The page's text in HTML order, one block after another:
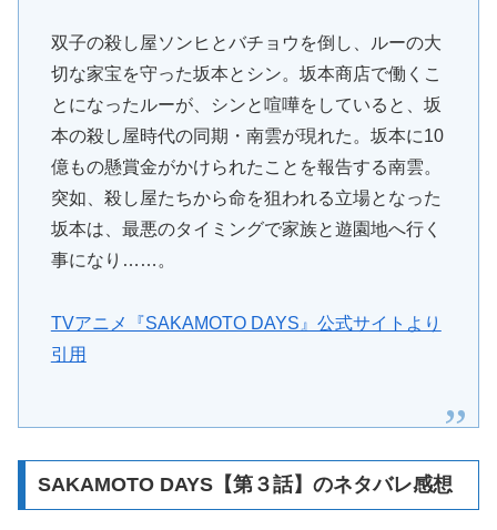
双子の殺し屋ソンヒとバチョウを倒し、ルーの大
切な家宝を守った坂本とシン。坂本商店で働くこ
とになったルーが、シンと喧嘩をしていると、坂
本の殺し屋時代の同期・南雲が現れた。坂本に10
億もの懸賞金がかけられたことを報告する南雲。
突如、殺し屋たちから命を狙われる立場となった
坂本は、最悪のタイミングで家族と遊園地へ行く
事になり……。
TVアニメ『SAKAMOTO DAYS』公式サイトより
引用
SAKAMOTO DAYS【第３話】のネタバレ感想